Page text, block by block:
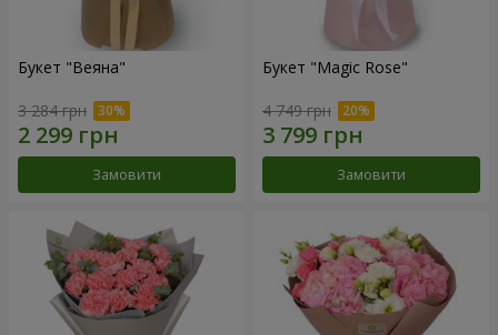
Букет "Веяна"
3 284 грн
Замовити
Букет "Magic Rose"
4 749 грн
Замовити